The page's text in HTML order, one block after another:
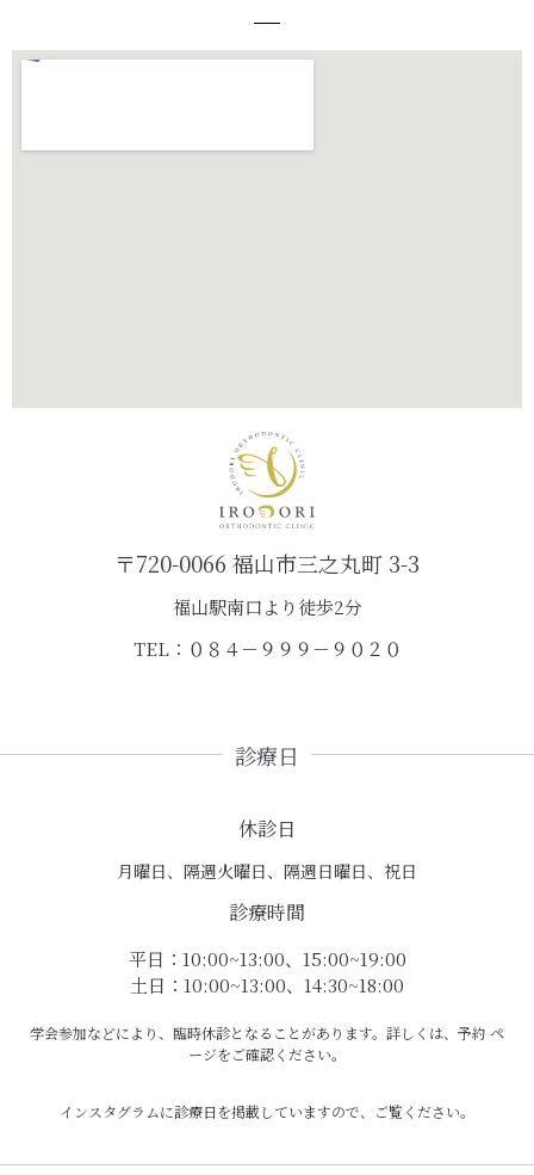
〒720-0066 福山市三之丸町 3-3
福山駅南口より徒歩2分
TEL：０８４－９９９－９０２０
診療日
休診日
月曜日、隔週火曜日、隔週日曜日、祝日
診療時間
平日：10:00~13:00、15:00~19:00
土日：10:00~13:00、14:30~18:00
学会参加などにより、臨時休診となることがあります。詳しくは、予約 ペ
ージをご確認ください。
インスタグラムに診療日を掲載していますので、ご覧ください。